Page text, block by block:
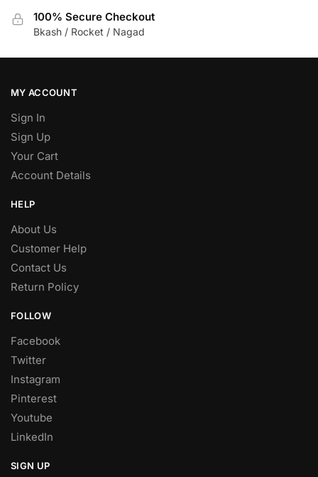
100% Secure Checkout
Bkash / Rocket / Nagad
MY ACCOUNT
Sign In
Sign Up
Your Cart
Account Details
HELP
About Us
Customer Help
Contact Us
Return Policy
FOLLOW
Facebook
Twitter
Instagram
Pinterest
Youtube
LinkedIn
SIGN UP